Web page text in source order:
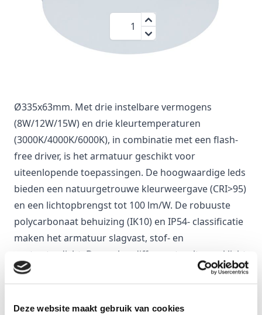
Deze website maakt gebruik van cookies
€ 49,95
Inclusief BTW:
Aantal
De Saturnus LED plafonnière combineert strak
Ø335x63mm. Met drie instelbare vermogens
(8W/12W/15W) en drie kleurtemperaturen
(3000K/4000K/6000K), in combinatie met een flash-
free driver, is het armatuur geschikt voor
uiteenlopende toepassingen. De hoogwaardige leds
bieden een natuurgetrouwe kleurweergave (CRI>95)
en een lichtopbrengst tot 100 lm/W. De robuuste
polycarbonaat behuizing (IK10) en IP54- classificatie
maken het armatuur slagvast, stof- en
spatwaterdicht. De opalen diffuser straalt egaal licht
in een brede stralingshoek van 120°. De deels
doorlopende opalen afscherming zorgt voor
subtiele verlichting van de rand. Kabelinvoer is